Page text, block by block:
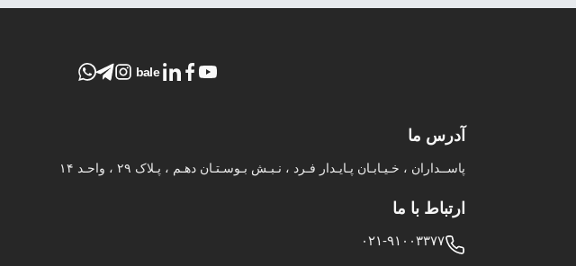
bale
آدرس ما
پاســداران ، خـیـابـان پـایـدار فـرد ، نـبـش بـوسـتـان دهـم ، پـلاک ۲۹ ، واحـد ۱۴
ارتباط با ما
۰۲۱-۹۱۰۰۳۳۷۷